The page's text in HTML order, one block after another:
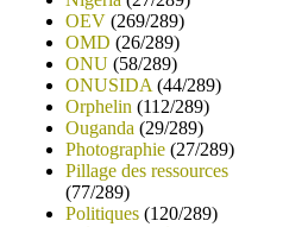
OEV (269/289)
OMD (26/289)
ONU (58/289)
ONUSIDA (44/289)
Orphelin (112/289)
Ouganda (29/289)
Photographie (27/289)
Pillage des ressources
(77/289)
Politiques (120/289)